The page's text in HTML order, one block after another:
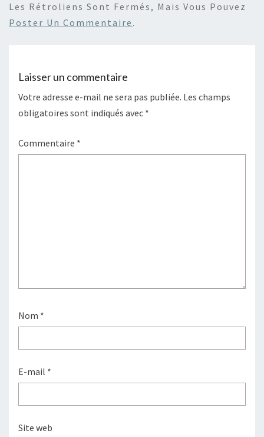
Les Rétroliens Sont Fermés, Mais Vous Pouvez
Poster Un Commentaire .
Laisser un commentaire
Votre adresse e-mail ne sera pas publiée. Les champs
obligatoires sont indiqués avec *
Commentaire *
Nom *
E-mail *
Site web